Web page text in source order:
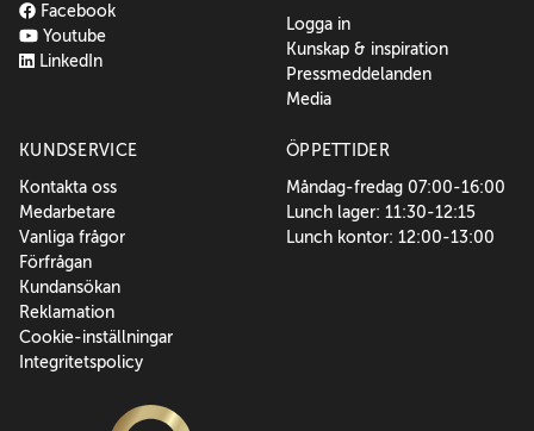
Facebook
Youtube
LinkedIn
Logga in
Kunskap & inspiration
Pressmeddelanden
Media
KUNDSERVICE
Kontakta oss
Medarbetare
Vanliga frågor
Förfrågan
Kundansökan
Reklamation
Cookie-inställningar
Integritetspolicy
ÖPPETTIDER
Måndag-fredag 07:00-16:00
Lunch lager: 11:30-12:15
Lunch kontor: 12:00-13:00